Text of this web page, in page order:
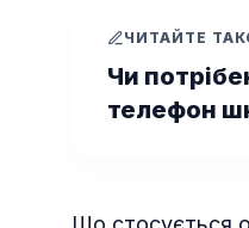
ЧИТАЙТЕ
Чи
телефон